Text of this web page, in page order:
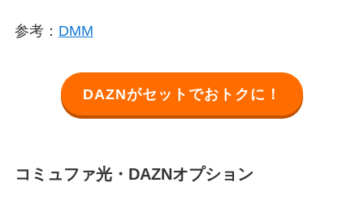
参考： DMM
DAZNがセットでおトクに！
コミュファ光・DAZNオプション